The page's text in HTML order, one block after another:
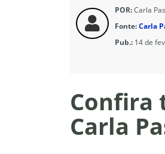
POR:Carla
Fonte:Carla
Pub.: 14 de
Confira
Carla